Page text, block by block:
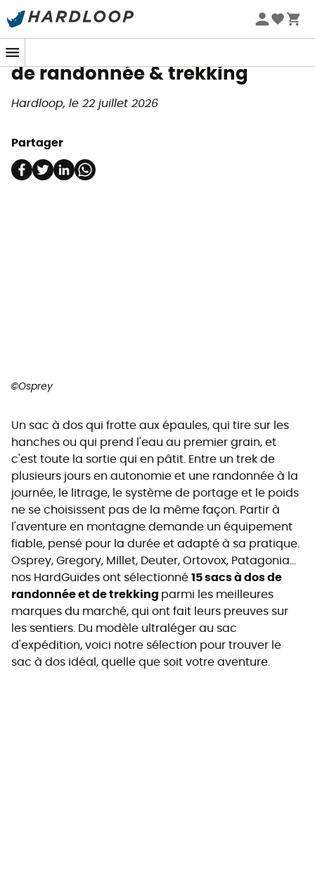
Magazine
de randonnée & trekking
Hardloop, le 22 juillet 2026
Partager
©Osprey
Un sac à dos qui frotte aux épaules, qui tire sur les
hanches ou qui prend l'eau au premier grain, et
c'est toute la sortie qui en pâtit. Entre un trek de
plusieurs jours en autonomie et une randonnée à la
journée, le litrage, le système de portage et le poids
ne se choisissent pas de la même façon. Partir à
l'aventure en montagne demande un équipement
fiable, pensé pour la durée et adapté à sa pratique.
Osprey, Gregory, Millet, Deuter, Ortovox, Patagonia...
nos HardGuides ont sélectionné 15 sacs à dos de
randonnée et de trekking parmi les meilleures
marques du marché, qui ont fait leurs preuves sur
les sentiers. Du modèle ultraléger au sac
d'expédition, voici notre sélection pour trouver le
sac à dos idéal, quelle que soit votre aventure.